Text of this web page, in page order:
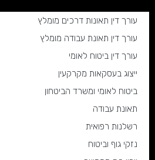
עורך דין תאונות דרכים מומלץ
עורך דין תאונת עבודה מומלץ
עורך דין ביטוח לאומי
ייצוג בעסקאות מקרקעין
ביטוח לאומי ומשרד הביטחון
תאונת עבודה
רשלנות רפואית
נזקי גוף וביטוח